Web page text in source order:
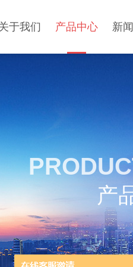
于我们 产品中心 新
产